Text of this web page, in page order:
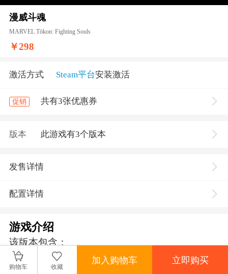
漫威斗魂
MARVEL Tōkon: Fighting Souls
￥298
激活方式 Steam平台安装激活
促销 共有3张优惠券
版本 此游戏有3个版本
发售详情
配置详情
游戏介绍
该版本包含：
《MARVEL Tōkon: Fighting Souls》
购物车 收藏
加入购物车 立即购买